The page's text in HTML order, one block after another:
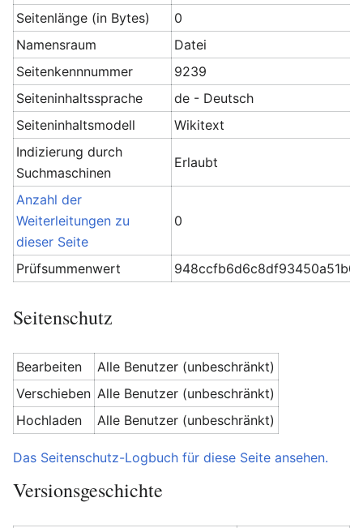
Seitenlänge (in Bytes)
0
Namensraum
Datei
Seitenkennnummer
9239
Seiteninhaltssprache
de - Deutsch
Seiteninhaltsmodell
Wikitext
Indizierung durch
Suchmaschinen
Erlaubt
Anzahl der
Weiterleitungen zu
dieser Seite
0
Prüfsummenwert
Seitenschutz
Bearbeiten
Alle Benutzer (unbeschränkt)
Verschieben Alle Benutzer (unbeschränkt)
Hochladen
Alle Benutzer (unbeschränkt)
Das Seitenschutz-Logbuch für diese Seite ansehen.
Versionsgeschichte